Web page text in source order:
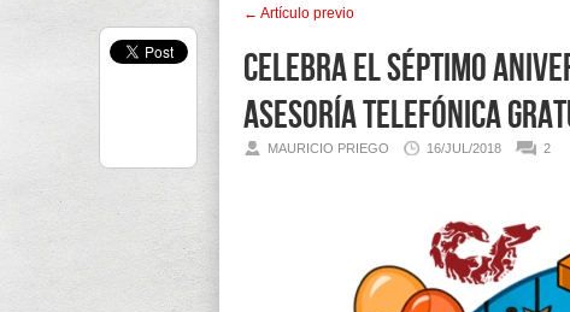
← Artí­culo previo
Celebra el séptimo
asesoría telefónica
MAURICIO PRIEGO 16/JUL/2018 2